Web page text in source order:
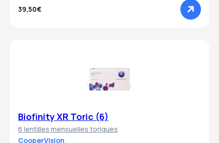
39,50€
Biofinity XR Toric (6)
6 lentilles mensuelles toriques
CooperVision